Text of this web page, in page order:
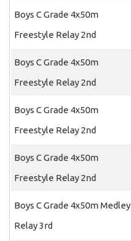
Boys C Grade 4x50m
Freestyle Relay 2nd
Boys C Grade 4x50m
Freestyle Relay 2nd
Boys C Grade 4x50m
Freestyle Relay 2nd
Boys C Grade 4x50m
Freestyle Relay 2nd
Boys C Grade 4x50m Medley
Relay 3rd